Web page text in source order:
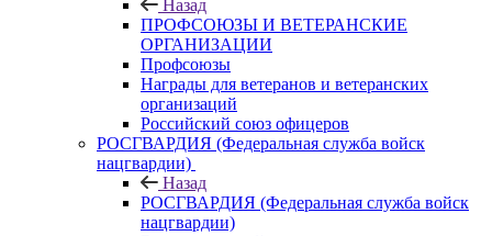
Назад
ПРОФСОЮЗЫ И ВЕТЕРАНСКИЕ
ОРГАНИЗАЦИИ
Профсоюзы
Награды для ветеранов и ветеранских
организаций
Российский союз офицеров
РОСГВАРДИЯ (Федеральная служба войск
нацгвардии)
Назад
РОСГВАРДИЯ (Федеральная служба войск
нацгвардии)